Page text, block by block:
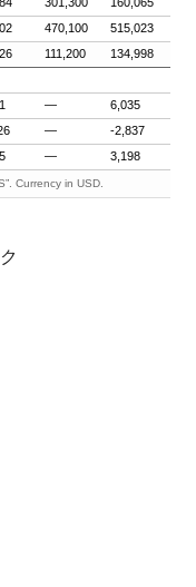
470,100
515,023
111,200 134,998
—
6,035
—
-2,837
— 3,198
Currency in USD.